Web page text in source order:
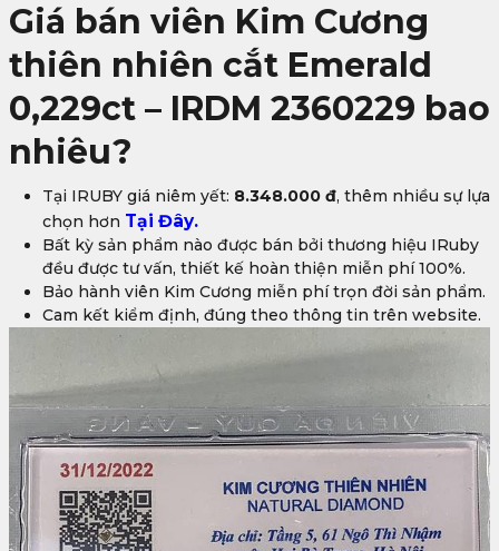
Giá bán viên Kim Cương
thiên nhiên cắt Emerald
0,229ct – IRDM 2360229 bao
nhiêu?
Tại IRUBY giá niêm yết: 8.348.000 đ, thêm nhiều sự lựa
chọn hơn Tại Đây.
Bất kỳ sản phẩm nào được bán bởi thương hiệu IRuby
đều được tư vấn, thiết kế hoàn thiện miễn phí 100%.
Bảo hành viên Kim Cương miễn phí trọn đời sản phẩm.
Cam kết kiểm định, đúng theo thông tin trên website.